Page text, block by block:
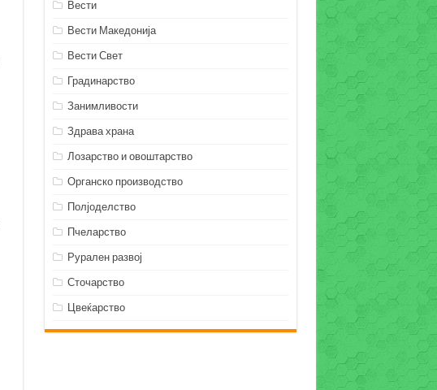
Вести
Вести Македонија
Вести Свет
Градинарство
Занимливости
Здрава храна
Лозарство и овоштарство
Органско производство
Полјоделство
Пчеларство
Рурален развој
Сточарство
Цвеќарство